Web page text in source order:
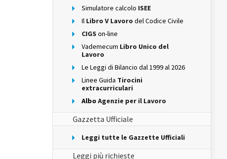
Simulatore calcolo ISEE
Il Libro V Lavoro del Codice Civile
CIGS on-line
Vademecum Libro Unico del
Lavoro
Le Leggi di Bilancio dal 1999 al 2026
Linee Guida Tirocini
extracurriculari
Albo Agenzie per il Lavoro
Gazzetta Ufficiale
Leggi tutte le Gazzette Ufficiali
Leggi più richieste